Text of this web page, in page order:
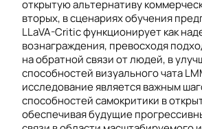
открытую альтернативу
вторых, в сценариях обучения
LLaVA-Critic функционирует как
вознаграждения, превосходя
на обратной связи от людей, в
способностей визуального чата
исследование является важным
способностей самокритики в
обеспечивая будущие